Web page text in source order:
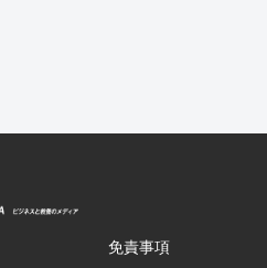
免責事項